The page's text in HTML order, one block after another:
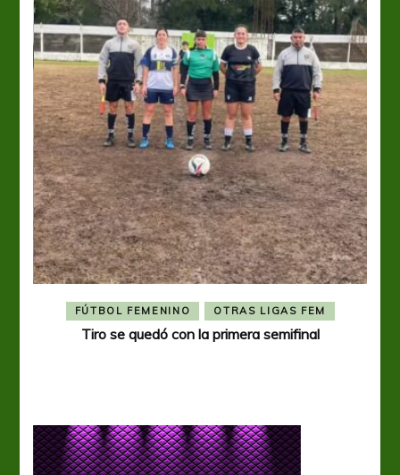
FÚTBOL FEMENINO OTRAS LIGAS FEM
Tiro se quedó con la primera semifinal